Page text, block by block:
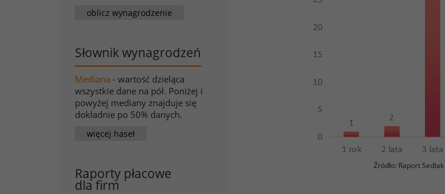
oblicz wynagrodzenie
Słownik wynagrodzeń
Mediana - wartość dzieląca
wszystkie dane na pół. Poniżej i
powyżej mediany znajduje się
dokładnie po 50% danych.
więcej haseł
Raporty płacowe
dla firm
Źródło: Raport Sedlak